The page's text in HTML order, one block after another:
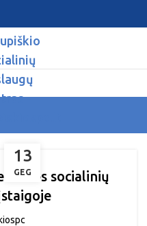
13
GEG
socialinių